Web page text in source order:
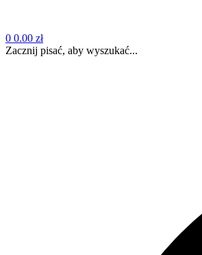
0 0.00 zł
Zacznij pisać, aby wyszukać...